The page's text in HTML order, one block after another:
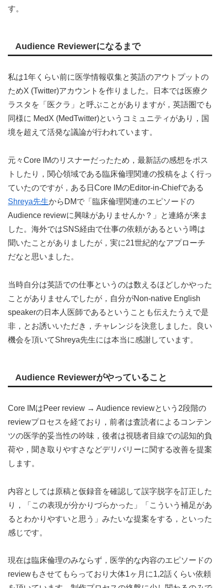
す。
Audience Reviewerになるまで
私は1年くらい前に医学情報収集と英語のアウトプットの
ためX (Twitter)アカウントを作りました。日本では医療ク
ラスタを「医クラ」と呼ぶことがありますが，英語圏でも
同様に MedX (MedTwitter)というコミュニティがあり，国
境を超えて活発な議論が行われています。
元々Core IMのリスナーだったため，最新話の感想をポス
トしたり，関心領域である臨床倫理関連の投稿をよく行っ
ていたのですが，ある日Core IMのEditor-in-Chiefである
Shreya先生からDMで「臨床倫理関連のエピソードの
Audience reviewに興味がありませんか？」と連絡が来ま
した。海外ではSNS経由で仕事の依頼があるという噂は
聞いたことがありましたが，実に21世紀的なアプローチ
だなと思いました。
当時自分は英語での仕事というのは数えるほどしかやった
ことがありませんでしたが，自分がNon-native English
speakerの日本人医師であるということも伝えたうえで是
非，とお誘いいただき，チャレンジを決意しました。良い
機会を頂いてShreya先生には本当に感謝しています。
Audience Reviewerがやっていること
Core IMはPeer review → Audience reviewという2段階の
reviewプロセスを経ており，前者は査読者によるコンテン
ツの医学的妥当性の吟味，後者は視聴者目線での認知的負
荷や，聞き取りやすさなどデリバリーに関する改善を提案
します。
内容としては原稿と仮録音を確認して誤字脱字を訂正した
り，「この表現が分かりづらかった」「こういう補足があ
るとわかりやすいと思う」みたいな提案をする，といった
感じです。
現在は臨床倫理のみならず，医学的な内容のエピソードの
reviewもさせてもらっており大体1ヶ月に1,2話くらい依頼